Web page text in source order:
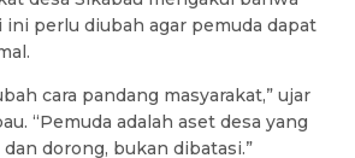
perlu diubah agar pemuda dapat
cara pandang masyarakat,” ujar
“Pemuda adalah aset desa yang
dorong, bukan dibatasi.”